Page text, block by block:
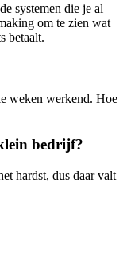
systemen die je al
om te zien wat
betaalt.
weken werkend. Hoe
bedrijf?
hardst, dus daar valt